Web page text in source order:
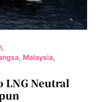
Malaysia
LNG Neutral